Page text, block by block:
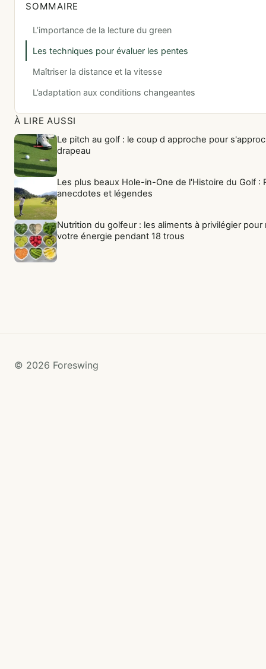
SOMMAIRE
L’importance de la lecture du green
Les techniques pour évaluer les pentes
Maîtriser la distance et la vitesse
L’adaptation aux conditions changeantes
À LIRE AUSSI
Le pitch au golf : le coup d approche pour
drapeau
Les plus beaux Hole-in-One de l'Histoire du Golf :
anecdotes et légendes
Nutrition du golfeur : les aliments à privilégier pour
votre énergie pendant 18 trous
© 2026 Foreswing